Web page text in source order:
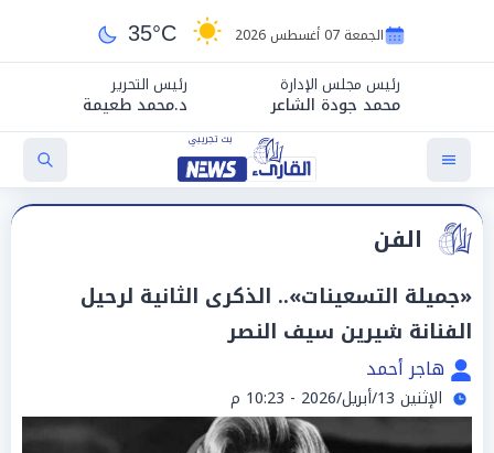
الجمعة 07 أغسطس 2026 35°C
رئيس مجلس الإدارة
محمد جودة الشاعر
رئيس التحرير
د.محمد طعيمة
الفن
«جميلة التسعينات».. الذكرى الثانية لرحيل
الفنانة شيرين سيف النصر
هاجر أحمد
الإثنين 13/أبريل/2026 - 10:23 م